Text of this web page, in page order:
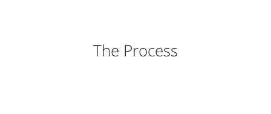
The Process